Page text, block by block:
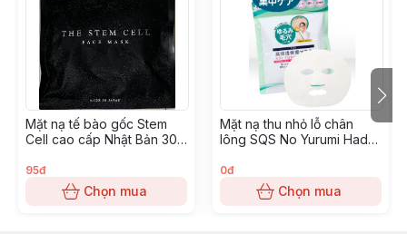
Mặt nạ tế bào gốc Stem
Cell cao cấp Nhật Bản 30
95đ
Chọn mua
Mặt nạ thu nhỏ lỗ chân
lông SQS No Yurumi Hada-
0đ
Chọn mua